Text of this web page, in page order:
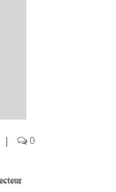
| 0